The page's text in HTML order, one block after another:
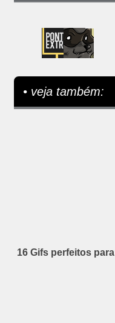
• veja também:
16 Gifs perfeitos